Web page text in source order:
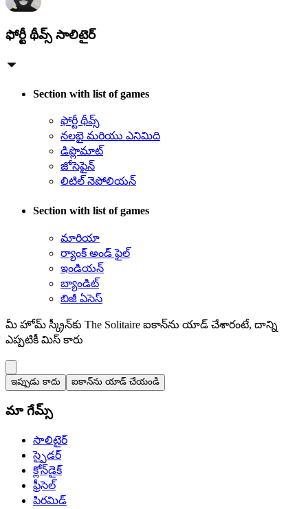
ఫోర్టీ థీవ్స్ సాలిటైర్‌
Section with list of games
ఫోర్టీ థీవ్స్‌
నలభై మరియు ఎనిమిది
డిప్లొమాట్‌
జోసెఫైన్‌
లిటిల్ నెపోలియన్‌
Section with list of games
మారియా
ర్యాంక్‌ అండ్ ఫైల్‌
ఇండియన్‌
బ్యాండిట్‌
బిజీ ఏసెస్‌
మీ హోమ్ స్క్రీన్‌కు The Solitaire ఐకాన్‌ను యాడ్ చేశారంటే, దాన్ని
ఎప్పటికీ మిస్ కారు
ఇప్పుడు కాదు ఐకాన్‌ను యాడ్ చేయండి
మా గేమ్స్‌
సాలిటైర్‌
స్పైడర్‌
క్లోన్‌డైక్
ఫ్రీసెల్‌
పిరమిడ్‌